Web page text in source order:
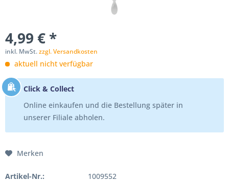
4,99 € *
inkl. MwSt.zzgl. Versandkosten
aktuell nicht verfügbar
Click & Collect
Online einkaufen und die Bestellung später in
unserer Filiale abholen.
Merken
Artikel-Nr.: 1009552